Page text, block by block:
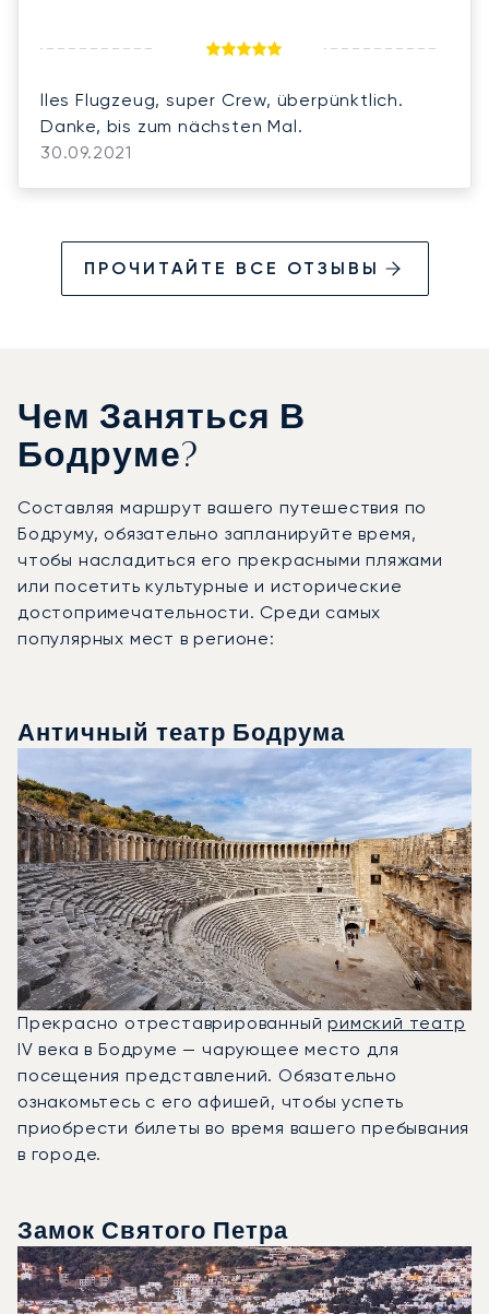
lles Flugzeug, super Crew, überpünktlich.
Danke, bis zum nächsten Mal.
30.09.2021
ПРОЧИТАЙТЕ ВСЕ ОТЗЫВЫ
Чем Заняться В
Бодруме?
Составляя маршрут вашего путешествия по
Бодруму, обязательно запланируйте время,
чтобы насладиться его прекрасными пляжами
или посетить культурные и исторические
достопримечательности. Среди самых
популярных мест в регионе:
Античный театр Бодрума
Прекрасно отреставрированныйримский театр
IV века в Бодруме — чарующее место для
посещения представлений. Обязательно
ознакомьтесь с его афишей, чтобы успеть
приобрести билеты во время вашего пребывания
в городе.
Замок Святого Петра